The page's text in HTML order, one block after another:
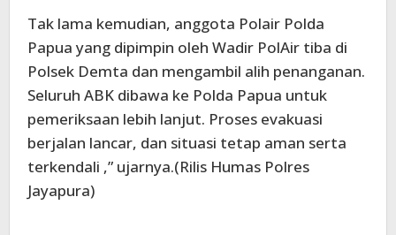
Tak lama kemudian, anggota Polair Polda
Papua yang dipimpin oleh Wadir PolAir tiba di
Polsek Demta dan mengambil alih penanganan.
Seluruh ABK dibawa ke Polda Papua untuk
pemeriksaan lebih lanjut. Proses evakuasi
berjalan lancar, dan situasi tetap aman serta
terkendali ,” ujarnya.(Rilis Humas Polres
Jayapura)